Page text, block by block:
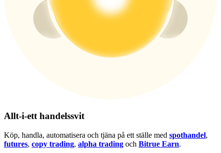
Allt-i-ett handelssvit
Köp, handla, automatisera och tjäna på ett ställe med spothandel,
futures, copy trading, alpha trading och Bitrue Earn.